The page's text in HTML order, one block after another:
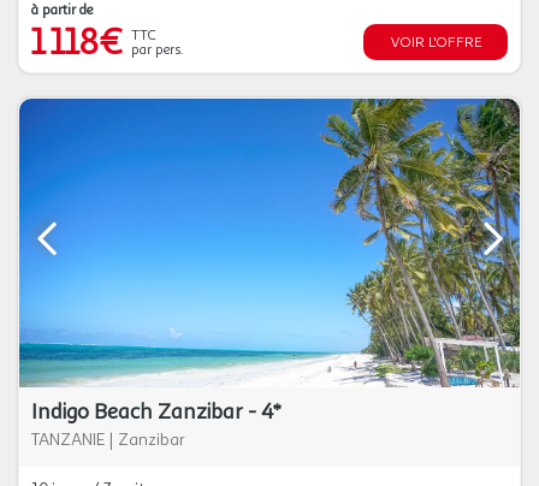
à partir de
1 118€ TTC
par pers.
VOIR L'OFFRE
Indigo Beach Zanzibar - 4*
TANZANIE | Zanzibar